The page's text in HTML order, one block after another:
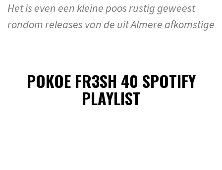
Het is even een kleine poos rustig geweest
rondom releases van de uit Almere afkomstige
POKOE FR3SH 40 SPOTIFY
PLAYLIST